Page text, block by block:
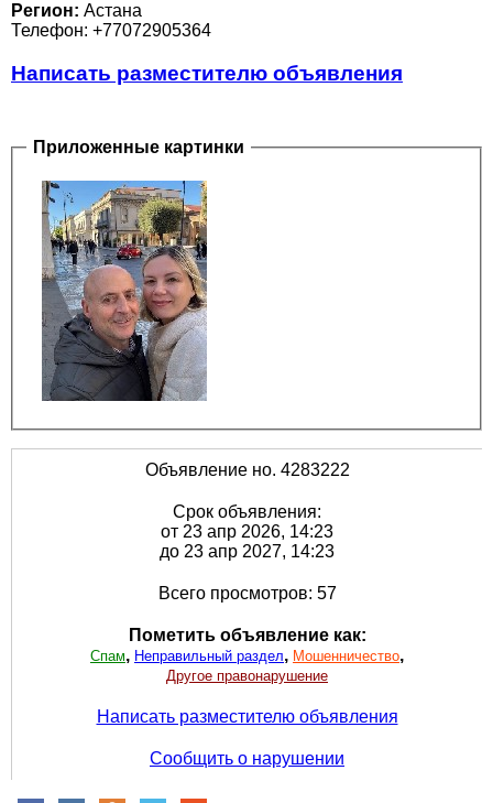
Регион: Астана
Телефон: +77072905364
Написать разместителю объявления
Приложенные картинки
Объявление но. 4283222
Срок объявления:
от 23 апр 2026, 14:23
до 23 апр 2027, 14:23
Всего просмотров: 57
Пометить объявление как:
Спам, Неправильный раздел, Мошенничество,
Другое правонарушение
Написать разместителю объявления
Сообщить о нарушении